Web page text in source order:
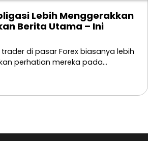
Lebih Menggerakkan
Berita Utama – Ini
di pasar Forex biasanya lebih
perhatian mereka pada…